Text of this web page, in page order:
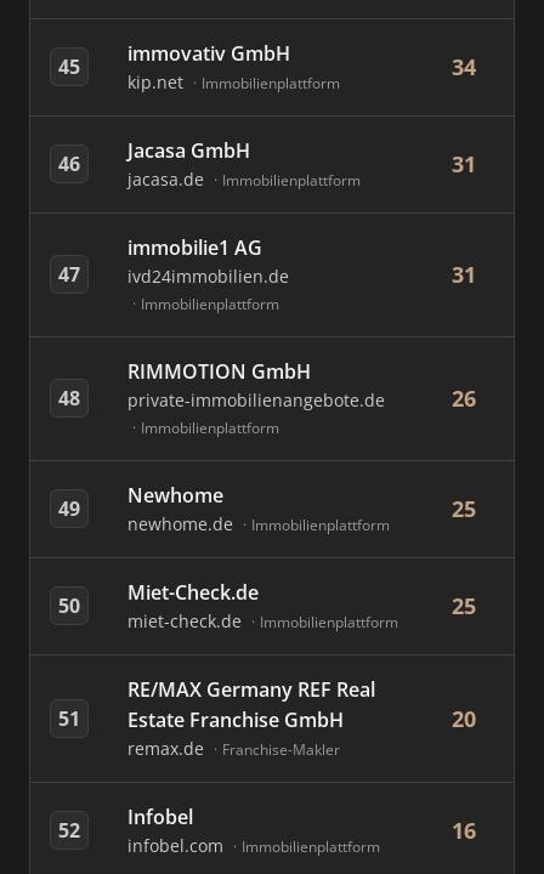
45 immovativ GmbH
kip.net Immobilienplattform
34
46 Jacasa GmbH
jacasa.de Immobilienplattform
31
47
immobilie1 AG
ivd24immobilien.de
Immobilienplattform
31
48
RIMMOTION GmbH
private-immobilienangebote.de
Immobilienplattform
26
49 Newhome
newhome.de Immobilienplattform
25
50 Miet-Check.de
miet-check.de Immobilienplattform
25
51
RE/MAX Germany REF Real
Estate Franchise GmbH
remax.de Franchise-Makler
20
52 Infobel
infobel.com Immobilienplattform
16